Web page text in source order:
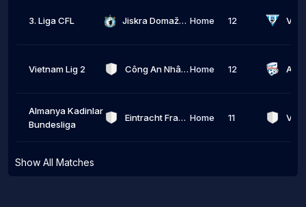
3. Liga CFL Jiskra Domažlice Home 12
Vietnam Lig 2 Công An Nhân Dân Home 12
Almanya Kadinlar
Bundesliga
Eintracht Frankfurt W Home 11
Show All Matches